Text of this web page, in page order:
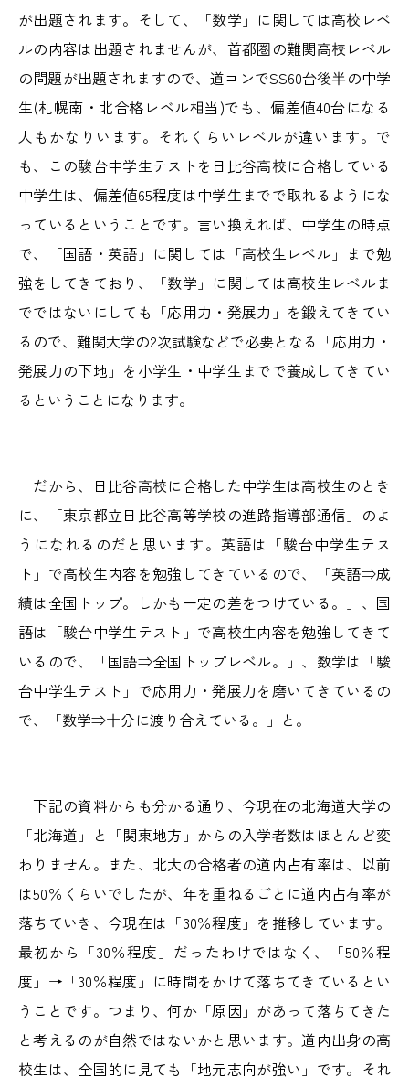
が出題されます。そして、「数学」に関しては高校レベ
ルの内容は出題されませんが、首都圏の難関高校レベル
の問題が出題されますので、道コンでSS60台後半の中学
生(札幌南・北合格レベル相当)でも、偏差値40台になる
人もかなりいます。それくらいレベルが違います。で
も、この駿台中学生テストを日比谷高校に合格している
中学生は、偏差値65程度は中学生までで取れるようにな
っているということです。言い換えれば、中学生の時点
で、「国語・英語」に関しては「高校生レベル」まで勉
強をしてきており、「数学」に関しては高校生レベルま
でではないにしても「応用力・発展力」を鍛えてきてい
るので、難関大学の2次試験などで必要となる「応用力・
発展力の下地」を小学生・中学生までで養成してきてい
るということになります。
だから、日比谷高校に合格した中学生は高校生のとき
に、「東京都立日比谷高等学校の進路指導部通信」のよ
うになれるのだと思います。英語は「駿台中学生テス
ト」で高校生内容を勉強してきているので、「英語⇒成
績は全国トップ。しかも一定の差をつけている。」、国
語は「駿台中学生テスト」で高校生内容を勉強してきて
いるので、「国語⇒全国トップレベル。」、数学は「駿
台中学生テスト」で応用力・発展力を磨いてきているの
で、「数学⇒十分に渡り合えている。」と。
下記の資料からも分かる通り、今現在の北海道大学の
「北海道」と「関東地方」からの入学者数はほとんど変
わりません。また、北大の合格者の道内占有率は、以前
は50％くらいでしたが、年を重ねるごとに道内占有率が
落ちていき、今現在は「30％程度」を推移しています。
最初から「30％程度」だったわけではなく、「50％程
度」→「30％程度」に時間をかけて落ちてきているとい
うことです。つまり、何か「原因」があって落ちてきた
と考えるのが自然ではないかと思います。道内出身の高
校生は、全国的に見ても「地元志向が強い」です。それ